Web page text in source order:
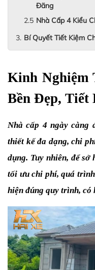
Đãng
Nhà Cấp 4 Kiểu
Bí Quyết Tiết Kiệm
Kinh Nghiệm
Bền Đẹp, Tiết
Nhà cấp 4 ngày càng
thiết kế đa dạng, chi
dụng. Tuy nhiên, để sở
tối ưu chi phí, quá
hiện đúng quy trình, có